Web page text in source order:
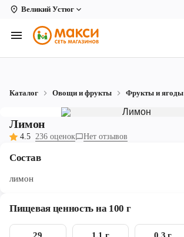
Великий Устюг
Вологда
Архангельск
Кирово-Чепецк
Каталог Овощи и фрукты Фрукты и ягоды
Лимон
4.5 236 оценок Нет отзывов
Состав
лимон
Пищевая ценность на 100 г